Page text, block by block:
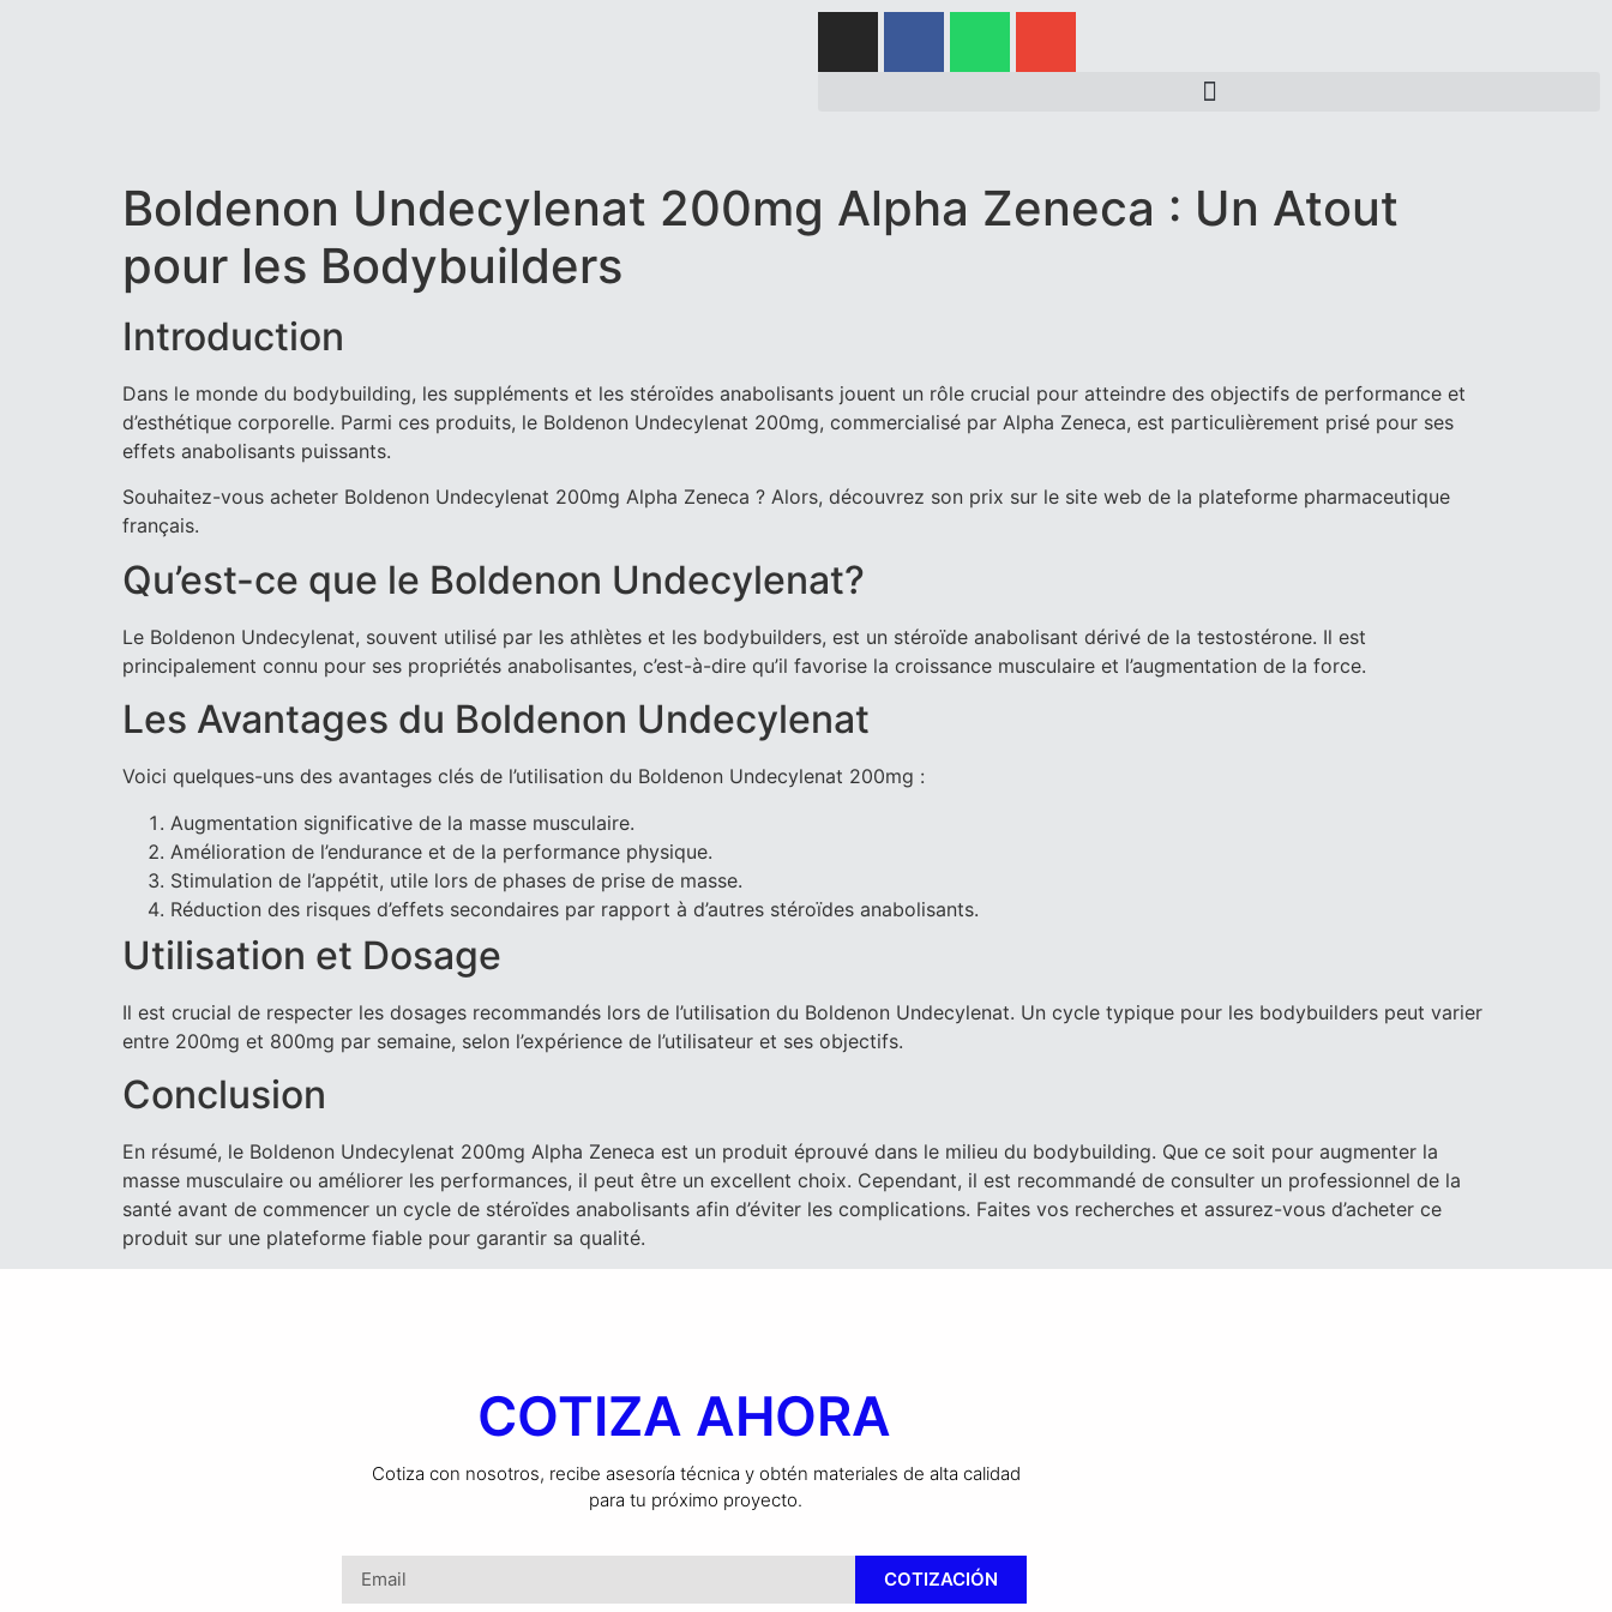
Boldenon Undecylenat 200mg Alpha Zeneca : Un Atout
pour les Bodybuilders
Introduction
Dans le monde du bodybuilding, les suppléments et les stéroïdes anabolisants jouent un rôle crucial pour atteindre des objectifs de performance et
d’esthétique corporelle. Parmi ces produits, le Boldenon Undecylenat 200mg, commercialisé par Alpha Zeneca, est particulièrement prisé pour ses
effets anabolisants puissants.
Souhaitez-vous acheter Boldenon Undecylenat 200mg Alpha Zeneca ? Alors, découvrez son prix sur le site web de la plateforme pharmaceutique
français.
Qu’est-ce que le Boldenon Undecylenat?
Le Boldenon Undecylenat, souvent utilisé par les athlètes et les bodybuilders, est un stéroïde anabolisant dérivé de la testostérone. Il est
principalement connu pour ses propriétés anabolisantes, c’est-à-dire qu’il favorise la croissance musculaire et l’augmentation de la force.
Les Avantages du Boldenon Undecylenat
Voici quelques-uns des avantages clés de l’utilisation du Boldenon Undecylenat 200mg :
Augmentation significative de la masse musculaire.
Amélioration de l’endurance et de la performance physique.
Stimulation de l’appétit, utile lors de phases de prise de masse.
Réduction des risques d’effets secondaires par rapport à d’autres stéroïdes anabolisants.
Utilisation et Dosage
Il est crucial de respecter les dosages recommandés lors de l’utilisation du Boldenon Undecylenat. Un cycle typique pour les bodybuilders peut varier
entre 200mg et 800mg par semaine, selon l’expérience de l’utilisateur et ses objectifs.
Conclusion
En résumé, le Boldenon Undecylenat 200mg Alpha Zeneca est un produit éprouvé dans le milieu du bodybuilding. Que ce soit pour augmenter la
masse musculaire ou améliorer les performances, il peut être un excellent choix. Cependant, il est recommandé de consulter un professionnel de la
santé avant de commencer un cycle de stéroïdes anabolisants afin d’éviter les complications. Faites vos recherches et assurez-vous d’acheter ce
produit sur une plateforme fiable pour garantir sa qualité.
COTIZA AHORA
Cotiza con nosotros, recibe asesoría técnica y obtén materiales de alta calidad
para tu próximo proyecto.
COTIZACIÓN